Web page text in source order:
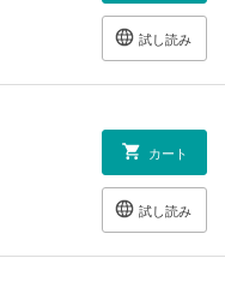
試し読み
カート
試し読み